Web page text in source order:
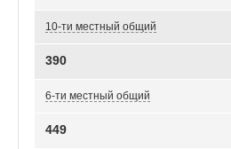
10-ти местный общий
390
6-ти местный общий
449